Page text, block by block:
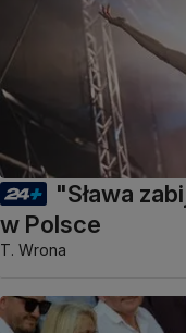
"Sława
w Polsce
T. Wrona